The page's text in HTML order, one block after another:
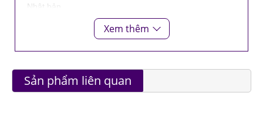
Nhật bản
Xem thêm
Sản phẩm liên quan